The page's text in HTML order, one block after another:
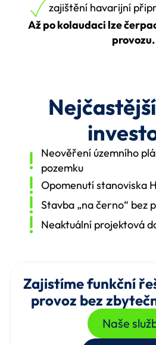
zajištění havarijní
Až po kolaudaci lze
provozu.
Neověření územního
pozemku
Opomenutí stanoviska
Stavba „na černo“ bez
Neaktuální projektová
Zajistíme funkční
provoz bez
Naše